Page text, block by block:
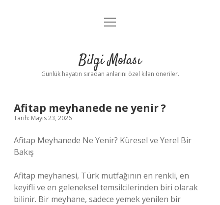
Anasayfa
Yasal Uyarı
menüyü
Bilgi Molası
Günlük hayatın sıradan anlarını özel kılan öneriler.
Afitap meyhanede ne yenir ?
Tarih: Mayıs 23, 2026
Afitap Meyhanede Ne Yenir? Küresel ve Yerel Bir
Bakış
Afitap meyhanesi, Türk mutfağının en renkli, en
keyifli ve en geleneksel temsilcilerinden biri olarak
bilinir. Bir meyhane, sadece yemek yenilen bir